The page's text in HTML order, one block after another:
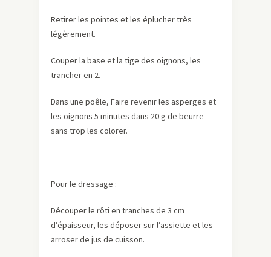
Retirer les pointes et les éplucher très
légèrement.
Couper la base et la tige des oignons, les
trancher en 2.
Dans une poêle, Faire revenir les asperges et
les oignons 5 minutes dans 20 g de beurre
sans trop les colorer.
Pour le dressage :
Découper le rôti en tranches de 3 cm
d’épaisseur, les déposer sur l’assiette et les
arroser de jus de cuisson.